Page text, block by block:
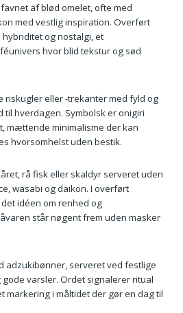
af blød omelet, ofte med
med vestlig inspiration. Overført
og nostalgi, et
hvor blid tekstur og sød
riskugler eller -trekanter med fyld og
hverdagen. Symbolsk er onigiri
mættende minimalisme der kan
hvorsomhelst uden bestik.
rå fisk eller skaldyr serveret uden
wasabi og daikon. I overført
idéen om renhed og
står nøgent frem uden masker
adzukibønner, serveret ved festlige
varsler. Ordet signalerer ritual
markering i måltidet der gør en dag til